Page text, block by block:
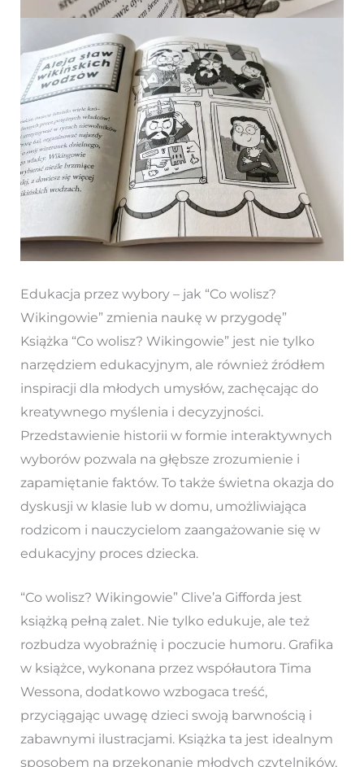
Edukacja przez wybory – jak “Co wolisz?
Wikingowie” zmienia naukę w przygodę”
Książka “Co wolisz? Wikingowie” jest nie tylko
narzędziem edukacyjnym, ale również źródłem
inspiracji dla młodych umysłów, zachęcając do
kreatywnego myślenia i decyzyjności.
Przedstawienie historii w formie interaktywnych
wyborów pozwala na głębsze zrozumienie i
zapamiętanie faktów. To także świetna okazja do
dyskusji w klasie lub w domu, umożliwiająca
rodzicom i nauczycielom zaangażowanie się w
edukacyjny proces dziecka.
“Co wolisz? Wikingowie” Clive’a Gifforda jest
książką pełną zalet. Nie tylko edukuje, ale też
rozbudza wyobraźnię i poczucie humoru. Grafika
w książce, wykonana przez współautora Tima
Wessona, dodatkowo wzbogaca treść,
przyciągając uwagę dzieci swoją barwnością i
zabawnymi ilustracjami. Książka ta jest idealnym
sposobem na przekonanie młodych czytelników,